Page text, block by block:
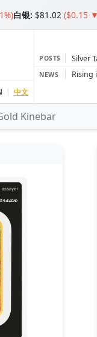
白银: $81.02 ($0.15
| 中文
POSTS Silver
Gold
NEWS
Kinebar